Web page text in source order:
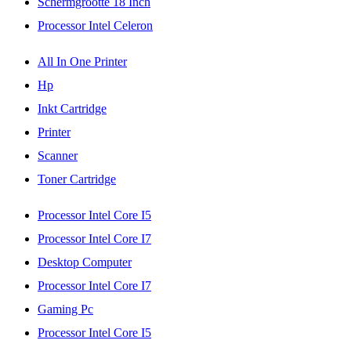
Processor Intel Celeron
All In One Printer
Hp
Inkt Cartridge
Printer
Scanner
Toner Cartridge
Processor Intel Core I5
Processor Intel Core I7
Desktop Computer
Processor Intel Core I7
Gaming Pc
Processor Intel Core I5